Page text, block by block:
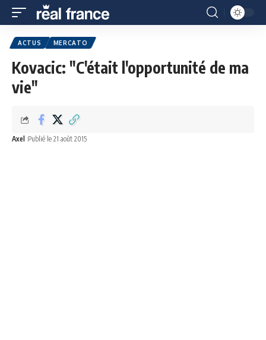
ACTUS MERCATO
Kovacic: "C'était l'opportunité de ma
vie"
Axel Publié le 21 août 2015